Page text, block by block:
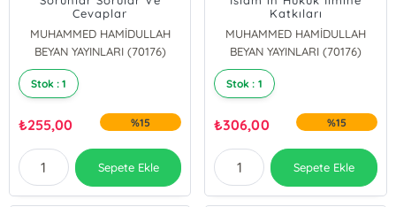
Cevaplar
MUHAMMED HAMİDULLAH
BEYAN YAYINLARI (70176)
Stok : 1
₺255,00 %15
Sepete Ekle
Katkıları
MUHAMMED HAMİDULLAH
BEYAN YAYINLARI (70176)
Stok : 1
₺306,00 %15
Sepete Ekle